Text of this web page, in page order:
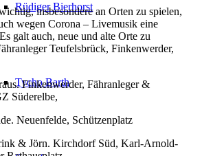
Rüdiger Bierhorst
Tycho Barth
insbesondere an Orten zu spielen,
wegen Corona – Livemusik eine
galt auch, neue und alte Orte zu
Teufelsbrück, Finkenwerder,
Finkenwerder, Fähranleger &
Süderelbe,
Neuenfelde, Schützenplatz
& Jörn. Kirchdorf Süd, Karl-Arnold-